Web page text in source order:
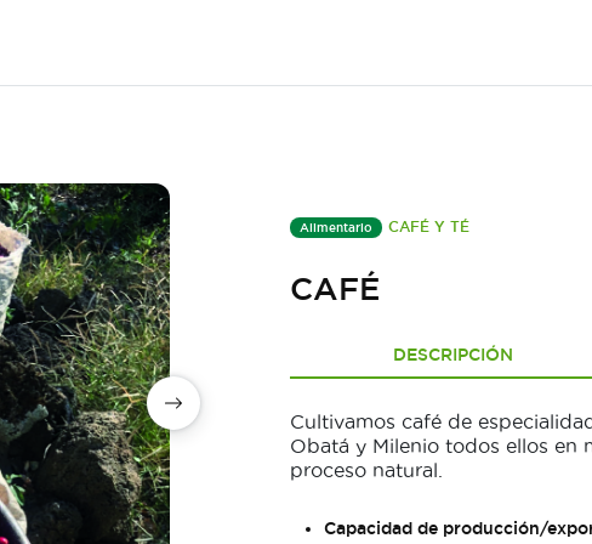
Alimentario CAFÉ Y TÉ
CAFÉ
DESCRIPCIÓN
Cultivamos café de
Obatá y Milenio todos ellos en
proceso natural.
Capacidad de producción/